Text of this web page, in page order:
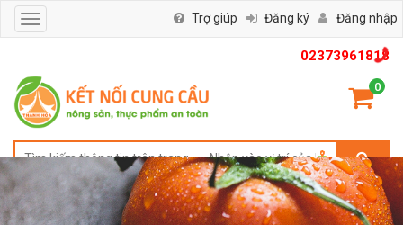
02373961818
0
Toggle
navigation
Trợ giúp Đăng ký Đăng nhập